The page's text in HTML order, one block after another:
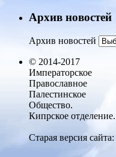
Архив новостей
Архив новостей
© 2014-2017
Императорское
Православное
Палестинское
Общество.
Кипрское отделение.
Старая версия сайта: